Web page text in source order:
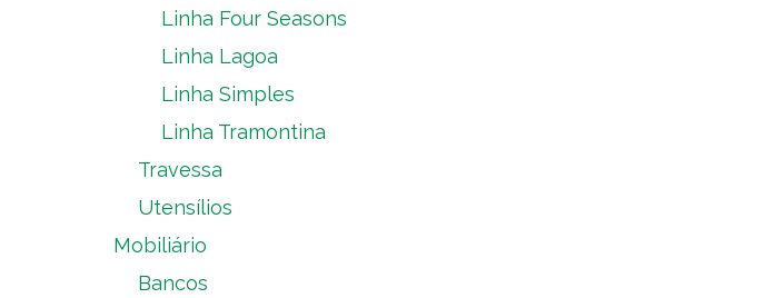
Linha Four Seasons
Linha Lagoa
Linha Simples
Linha Tramontina
Travessa
Utensílios
Mobiliário
Bancos